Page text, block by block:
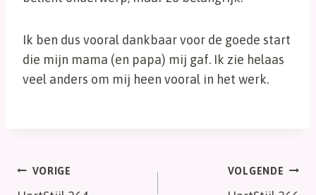
Ik ben dus vooral dankbaar voor de goede start
die mijn mama (en papa) mij gaf. Ik zie helaas
veel anders om mij heen vooral in het werk.
Bericht
VORIGE VOLGENDE